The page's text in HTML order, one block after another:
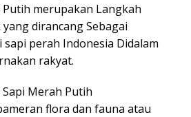
merupakan Langkah
dirancang Sebagai
perah Indonesia Didalam
rakyat.
Merah Putih
flora dan fauna atau